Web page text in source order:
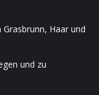
Haar und
und zu